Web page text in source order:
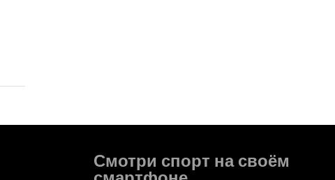
Смотри спорт на своём